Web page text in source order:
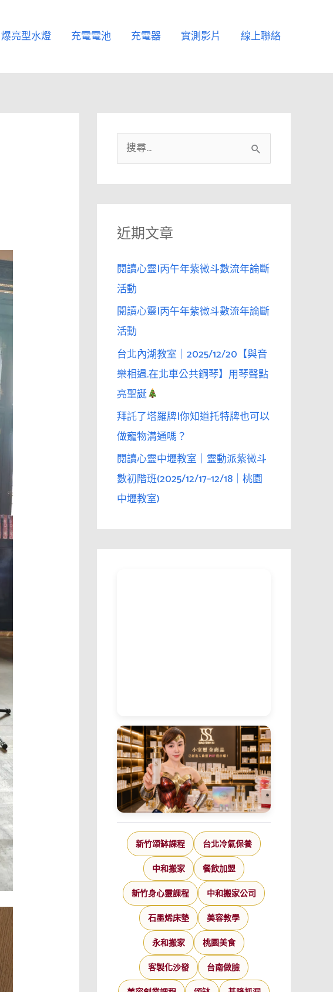
爆亮型水燈 充電電池 充電器 實測影片 線上聯絡
尋
關
鍵
字
近期文章
閱讀心靈|丙午年紫微斗數流年論斷
活動
閱讀心靈|丙午年紫微斗數流年論斷
活動
台北內湖教室｜2025/12/20【與音
樂相遇.在北車公共鋼琴】用琴聲點
亮聖誕
拜託了塔羅牌|你知道托特牌也可以
做寵物溝通嗎？
閱讀心靈中壢教室｜靈動派紫微斗
數初階班(2025/12/17–12/18｜桃園
中壢教室)
新竹頌缽課程 台北冷氣保養
中和搬家 餐飲加盟
新竹身心靈課程 中和搬家公司
石墨烯床墊 美容教學
永和搬家 桃園美食
客製化沙發 台南做臉